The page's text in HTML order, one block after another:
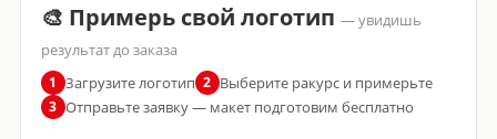
🎨 Примерь свой логотип — увидишь
результат до заказа
1 Загрузите логотип 2 Выберите ракурс и примерьте
3 Отправьте заявку — макет подготовим бесплатно